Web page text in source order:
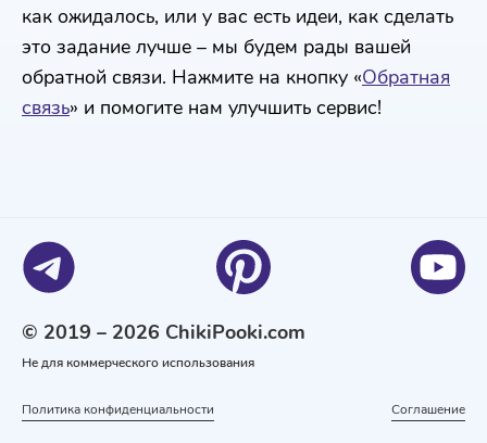
как ожидалось, или у вас есть идеи, как сделать
это задание лучше – мы будем рады вашей
обратной связи. Нажмите на кнопку «Обратная
связь» и помогите нам улучшить сервис!
© 2019 – 2026 ChikiPooki.com
Не для коммерческого использования
Политика конфиденциальности Соглашение